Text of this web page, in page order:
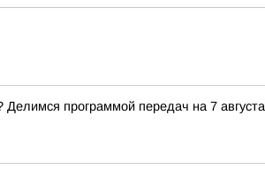
программой передач на 7 августа